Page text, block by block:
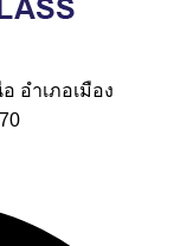
อำเภอเมือง